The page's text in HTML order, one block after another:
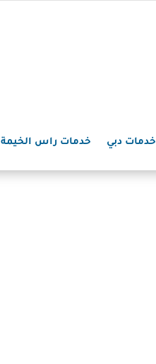
خدمات دبي خدمات راس الخيمة